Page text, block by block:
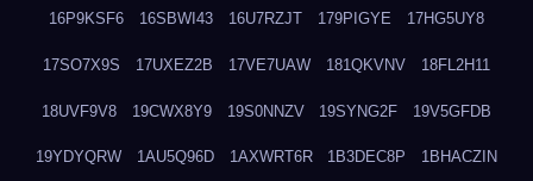
16P9KSF6 16SBWI43 16U7RZJT 179PIGYE 17HG5UY8
17SO7X9S 17UXEZ2B 17VE7UAW 181QKVNV 18FL2H11
18UVF9V8 19CWX8Y9 19S0NNZV 19SYNG2F 19V5GFDB
19YDYQRW 1AU5Q96D 1AXWRT6R 1B3DEC8P 1BHACZIN